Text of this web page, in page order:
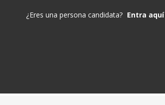
¿Eres una persona candidata? Entra aquí